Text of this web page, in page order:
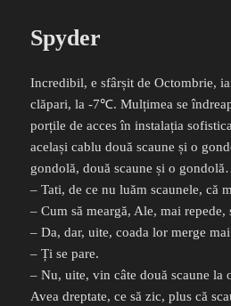
Spyder
Incredibil, e sfârșit de Octombrie,
clăpari, la -7℃. Mulțimea se
porțile de acces în instalația
același cablu două scaune și o
gondolă, două scaune și o
– Tati, de ce nu luăm scaunele, că
– Cum să meargă, Ale, mai repede,
– Da, dar, uite, coada lor merge
– Ți se pare.
– Nu, uite, vin câte două scaune la
Avea dreptate, ce să zic, plus că